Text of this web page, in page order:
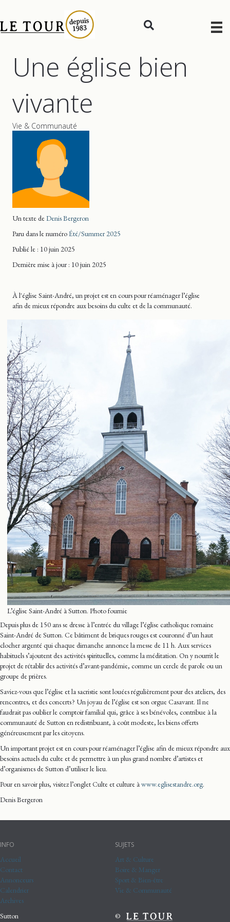
Une église bien
vivante
Vie & Communauté
Un texte deDenis Bergeron
Paru dans le numéroÉté/Summer 2025
Publié le : 10 juin 2025
Dernière mise à jour: 10 juin 2025
À l'église Saint-André, un projet est en cours pour réaménager l’église
afin de mieux répondre aux besoins du culte et de la communauté.
L’église Saint-André à Sutton. Photo fournie
Depuis plus de 150 ans se dresse à l’entrée du village l’église catholique romaine
Saint-André de Sutton. Ce bâtiment de briques rouges est couronné d’un haut
clocher argenté qui chaque dimanche annonce la messe de 11 h. Aux services
habituels s’ajoutent des activités spirituelles, comme la méditation. On y nourrit le
projet de rétablir des activités d’avant-pandémie, comme un cercle de parole ou un
groupe de prières.
Saviez-vous que l’église et la sacristie sont louées régulièrement pour des ateliers, des
rencontres, et des concerts ? Un joyau de l’église est son orgue Casavant. Il ne
faudrait pas oublier le comptoir familial qui, grâce à ses bénévoles, contribue à la
communauté de Sutton en redistribuant, à coût modeste, les biens offerts
généreusement par les citoyens.
Un important projet est en cours pour réaménager l’église afin de mieux répondre aux
besoins actuels du culte et de permettre à un plus grand nombre d’artistes et
d’organismes de Sutton d’utiliser le lieu.
Pour en savoir plus, visitez l’onglet Culte et culture àwww.eglisestandre.org.
Denis Bergeron
INFO
Accueil
Contact
Annonceurs
Calendrier
Archives
SUJETS
Art & Culture
Boire & Manger
Sport & Bien-être
Vie & Communauté
Sutton
©